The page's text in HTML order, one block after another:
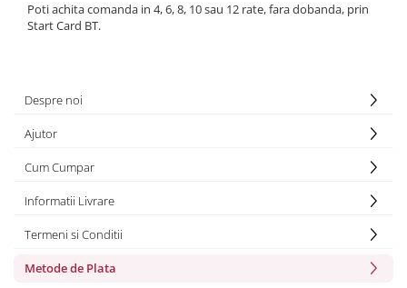
Poti achita comanda in 4, 6, 8, 10 sau 12 rate, fara dobanda, prin
Start Card BT.
Despre noi
Ajutor
Cum Cumpar
Informatii Livrare
Termeni si Conditii
Metode de Plata